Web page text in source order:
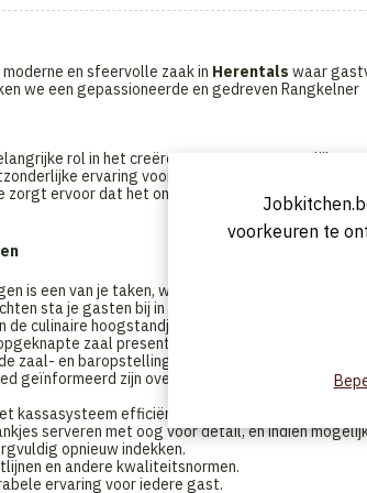
moderne en sfeervolle zaak in Herentals waar
we een gepassioneerde en gedreven Rangkelner
rol in het creëren van een onvergetelijke
ervaring voor onze gasten, onder
zorgt ervoor dat het onze gasten aan niets
is een van je taken, waarbij je nauwkeurig de
sta je gasten bij in het maken van de juiste
culinaire hoogstandjes die we aanbieden.
zaal presenteren, klaar voor ontvangst.
zaal- en baropstelling, zodat alles steeds perfect
geïnformeerd zijn over de dranken- en menukaart
kassasysteem efficiënt beheren.
serveren met oog voor detail, en indien
opnieuw indekken.
en andere kwaliteitsnormen.
ervaring voor iedere gast.
voorkeuren te